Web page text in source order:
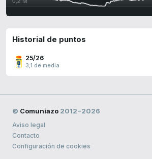
Historial de puntos
25/26
3,1 de media
© Comuniazo 2012−2026
Aviso legal
Contacto
Configuración de cookies